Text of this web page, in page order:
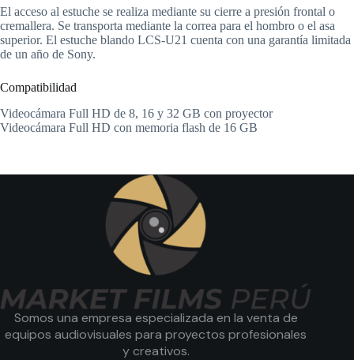
El acceso al estuche se realiza mediante su cierre a presión frontal o
cremallera. Se transporta mediante la correa para el hombro o el asa
superior. El estuche blando LCS-U21 cuenta con una garantía limitada
de un año de Sony.
Compatibilidad
Videocámara Full HD de 8, 16 y 32 GB con proyector
Videocámara Full HD con memoria flash de 16 GB
Somos una empresa especializada en la venta de
equipos audiovisuales para proyectos profesionales
y creativos.